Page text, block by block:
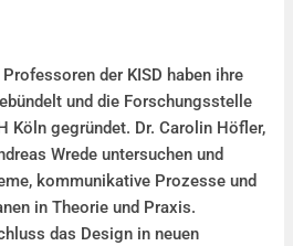
der KISD haben ihre
und die Forschungsstelle
Köln gegründet. Dr. Carolin Höfler,
Wrede untersuchen und
kommunikative Prozesse und
in Theorie und Praxis.
das Design in neuen